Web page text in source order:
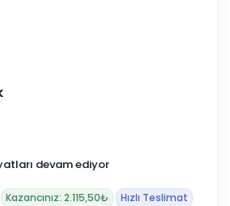
devam ediyor
Kazancınız: 2.115,50₺ Hızlı Teslimat